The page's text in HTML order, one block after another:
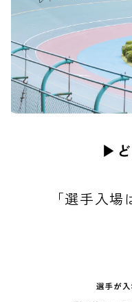
▶︎ど
「選手入場